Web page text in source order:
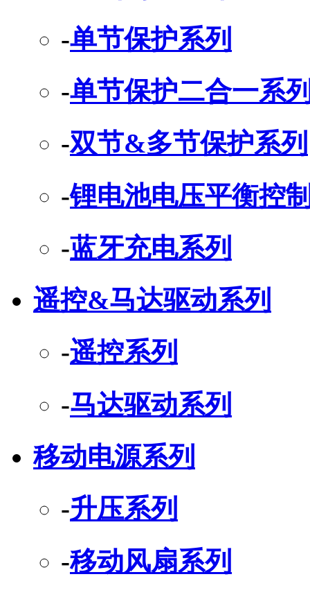
-单节保护系列
-单节保护二合一系
-双节&多节保护系列
-锂电池电压平衡控
-蓝牙充电系列
遥控&马达驱动系列
-遥控系列
-马达驱动系列
移动电源系列
-升压系列
-移动风扇系列